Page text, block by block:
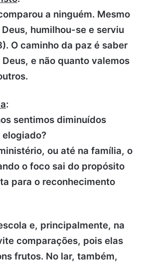
a ninguém. Mesmo
humilhou-se e serviu
O caminho da paz é saber
e não quanto valemos
:
sentimos diminuídos
elogiado?
ou até na família, o
o foco sai do propósito
para o reconhecimento
e, principalmente, na
comparações, pois elas
frutos. No lar, também,